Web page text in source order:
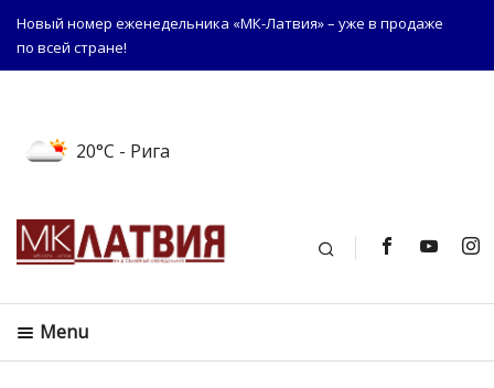
Новый номер еженедельника «МК-Латвия» – уже в продаже
по всей стране!
20°C - Рига
Поиск
Menu